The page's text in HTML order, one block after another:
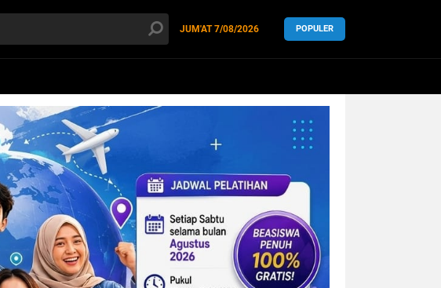
JUM'AT7/08/2026 POPULER